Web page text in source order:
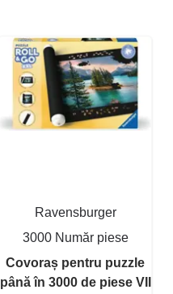
Ravensburger
3000 Număr piese
Covoraș pentru puzzle
până în 3000 de piese VII